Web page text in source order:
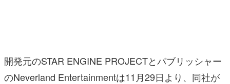
その他
開発元のSTAR ENGINE PROJECTとパブリッシャー
のNeverland Entertainmentは11月29日より、同社が